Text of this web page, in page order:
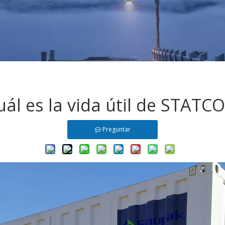
es la vida útil de
Preguntar